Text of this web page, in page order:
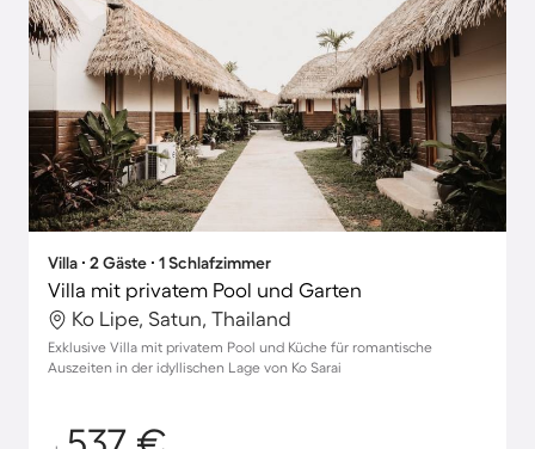
Villa ∙ 2 Gäste ∙ 1 Schlafzimmer
Villa mit privatem Pool und Garten
Ko Lipe, Satun, Thailand
Exklusive Villa mit privatem Pool und Küche für romantische
Auszeiten in der idyllischen Lage von Ko Sarai